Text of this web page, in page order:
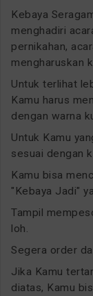
Kebaya
menghadiri
pernikahan,
mengharuskan
Untuk terlihat
Kamu harus
dengan warna
Untuk Kamu
sesuai dengan
Kamu bisa
"Kebaya Jadi"
Tampil
loh.
Segera order
Jika Kamu
diatas, Kamu